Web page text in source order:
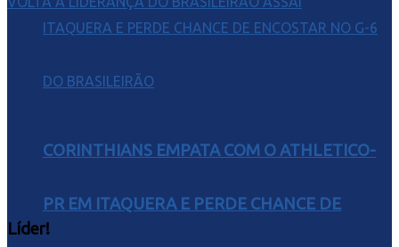
CORINTHIANS EMPATA COM O ATHLETICO-
PR EM ITAQUERA E PERDE CHANCE DE
Líder!